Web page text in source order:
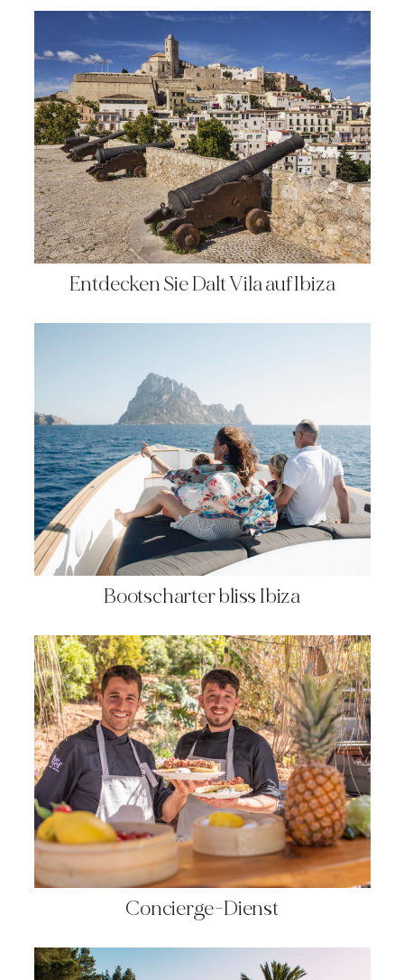
Entdecken Sie Dalt Vila auf Ibiza
Bootscharter bliss Ibiza
Concierge-Dienst